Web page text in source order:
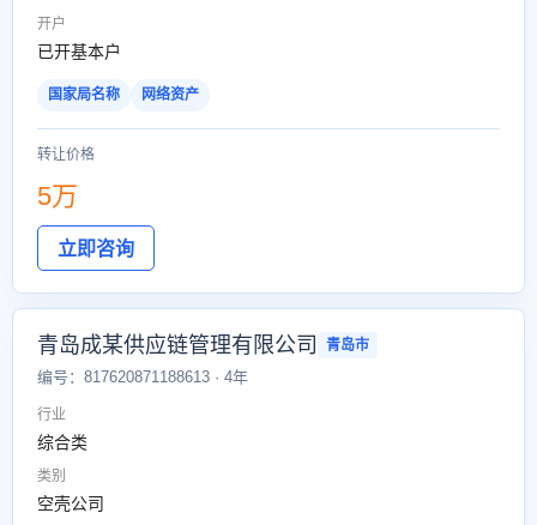
开户
已开基本户
国家局名称 网络资产
转让价格
5万
立即咨询
青岛成某供应链管理有限公司 青岛市
编号：817620871188613 · 4年
行业
综合类
类别
空壳公司